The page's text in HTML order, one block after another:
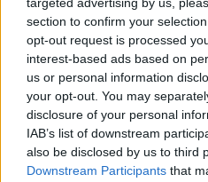
section to confirm your
opt-out request is processed
interest-based ads based on
us or personal information
your opt-out. You may
disclosure of your personal
IAB’s list of downstream
also be disclosed by us to third
Downstream Participants that
przyznać, że metody
zdroworozsądkowych i
szanse na powodzenie.
jeśli Kordian był częścią
zamierzonej przez
miała uświadomić
uniwersalne prawdy.